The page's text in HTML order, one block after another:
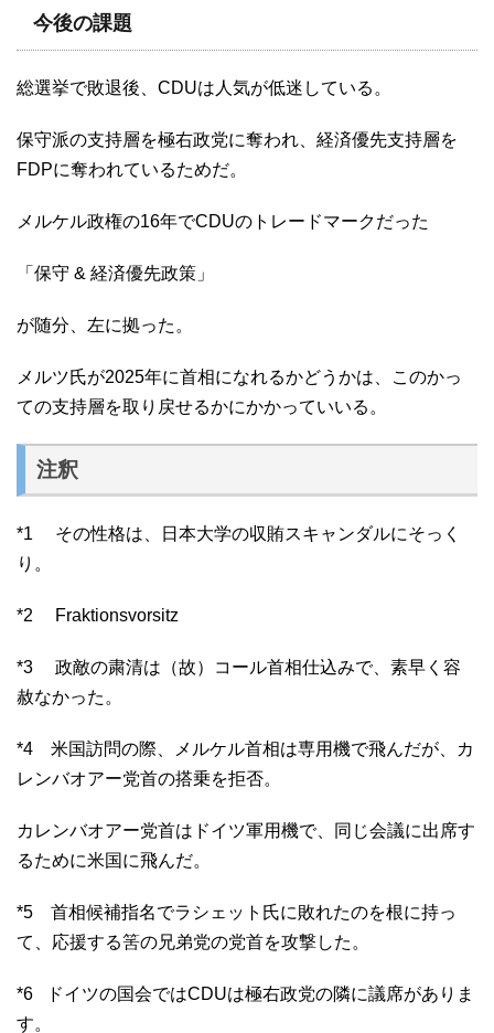
今後の課題
総選挙で敗退後、CDUは人気が低迷している。
保守派の支持層を極右政党に奪われ、経済優先支持層を
FDPに奪われているためだ。
メルケル政権の16年でCDUのトレードマークだった
「保守 & 経済優先政策」
が随分、左に拠った。
メルツ氏が2025年に首相になれるかどうかは、このかっ
ての支持層を取り戻せるかにかかっていいる。
注釈
*1 その性格は、日本大学の収賄スキャンダルにそっく
り。
*2 Fraktionsvorsitz
*3 政敵の粛清は（故）コール首相仕込みで、素早く容
赦なかった。
*4 米国訪問の際、メルケル首相は専用機で飛んだが、カ
レンバオアー党首の搭乗を拒否。
カレンバオアー党首はドイツ軍用機で、同じ会議に出席す
るために米国に飛んだ。
*5 首相候補指名でラシェット氏に敗れたのを根に持っ
て、応援する筈の兄弟党の党首を攻撃した。
*6 ドイツの国会ではCDUは極右政党の隣に議席がありま
す。